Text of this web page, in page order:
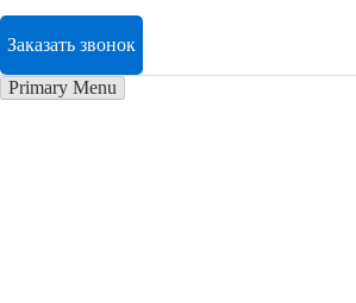
Заказать звонок
Primary Menu